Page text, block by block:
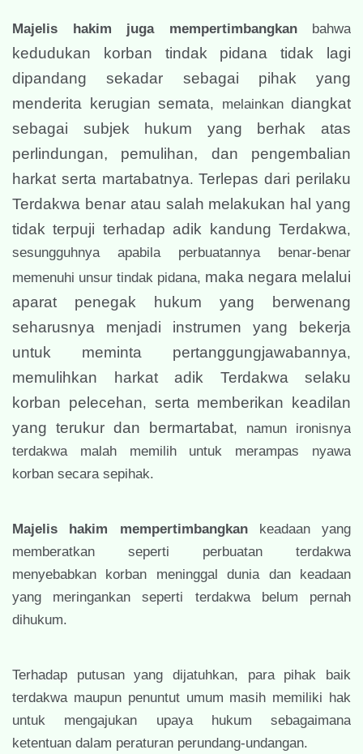
Majelis hakim juga mempertimbangkanbahwa
kedudukan korban tindak pidana tidak lagi
dipandang sekadar sebagai pihak yang
menderita kerugian semata, melainkan diangkat
sebagai subjek hukum yang berhak atas
perlindungan, pemulihan, dan pengembalian
harkat serta martabatnya.Terlepas dari perilaku
Terdakwa benar atau salah melakukan hal yang
tidak terpuji terhadap adik kandung Terdakwa,
sesungguhnya apabila perbuatannya benar-benar
memenuhi unsur tindak pidana, maka negara melalui
aparat penegak hukum yang berwenang
seharusnya menjadi instrumen yang bekerja
untuk meminta pertanggungjawabannya,
memulihkan harkat adik Terdakwa selaku
korban pelecehan, serta memberikan keadilan
yang terukur dan bermartabat, namun ironisnya
terdakwa malah memilih untuk merampas nyawa
korban secara sepihak.
Majelis hakim mempertimbangkankeadaan yang
memberatkan seperti perbuatan terdakwa
menyebabkan korban meninggal dunia dan keadaan
yang meringankan seperti terdakwa belum pernah
dihukum.
Terhadap putusan yang dijatuhkan, para pihak baik
terdakwa maupun penuntut umum masih memiliki hak
untuk mengajukan upaya hukum sebagaimana
ketentuan dalam peraturan perundang-undangan.